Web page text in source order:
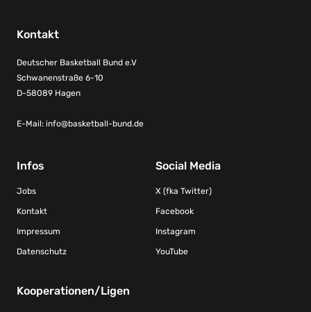
Kontakt
Deutscher Basketball Bund e.V
Schwanenstraße 6-10
D-58089 Hagen
E-Mail: info@basketball-bund.de
Infos
Jobs
Kontakt
Impressum
Datenschutz
Social Media
X (fka Twitter)
Facebook
Instagram
YouTube
Kooperationen/Ligen